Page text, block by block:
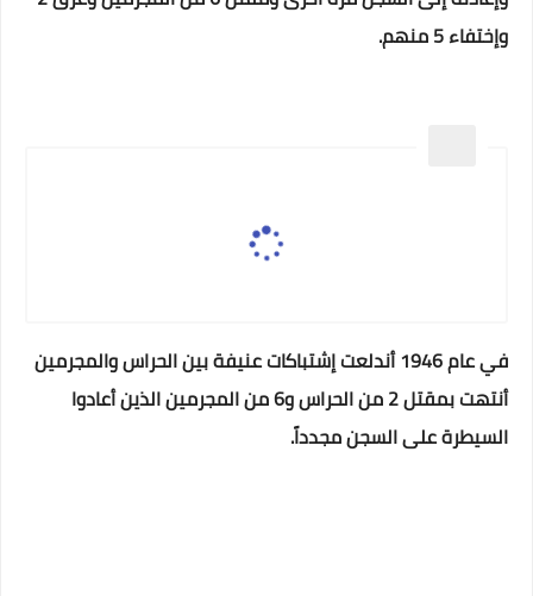
وإختفاء 5 منهم.
في عام 1946 أندلعت إشتباكات عنيفة بين الحراس والمجرمين
أنتهت بمقتل 2 من الحراس و6 من المجرمين الذين أعادوا
السيطرة على السجن مجدداً.